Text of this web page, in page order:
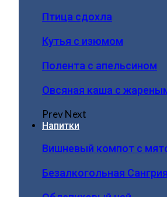
Птица сдохла
Кутья с изюмом
Полента с апельсином
Овсяная каша с
PrevNext
Напитки
Вишневый компот с
Безалкогольная Сангрия